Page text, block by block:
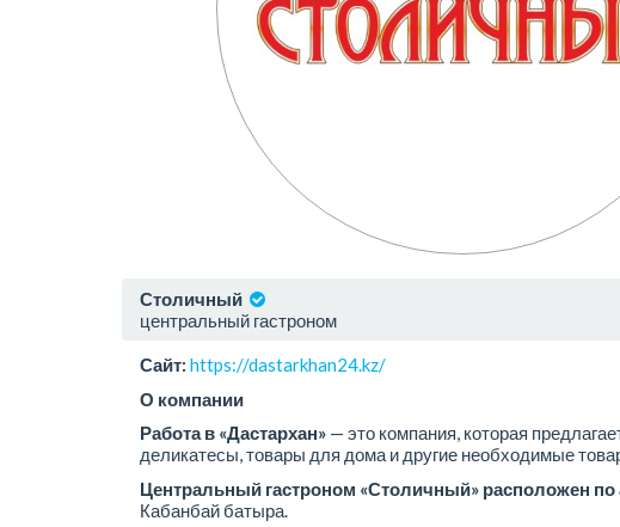
Столичный
центральный гастроном
Сайт: https://dastarkhan24.kz/
О компании
Работа в «Дастархан» — это компания, которая
деликатесы, товары для дома и другие необходимые
Центральный гастроном «Столичный» расположен по
Кабанбай батыра.